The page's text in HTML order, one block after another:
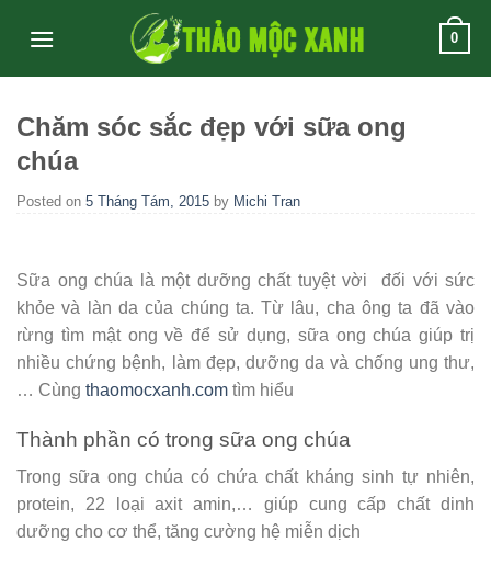
0
Chăm sóc sắc đẹp với sữa ong
chúa
Posted on 5 Tháng Tám, 2015 by Michi Tran
Sữa ong chúa là một dưỡng chất tuyệt vời đối với sức
khỏe và làn da của chúng ta. Từ lâu, cha ông ta đã vào
rừng tìm mật ong về để sử dụng, sữa ong chúa giúp trị
nhiều chứng bệnh, làm đẹp, dưỡng da và chống ung thư,
… Cùng thaomocxanh.com tìm hiểu
Thành phần có trong sữa ong chúa
Trong sữa ong chúa có chứa chất kháng sinh tự nhiên,
protein, 22 loại axit amin,… giúp cung cấp chất dinh
dưỡng cho cơ thể, tăng cường hệ miễn dịch